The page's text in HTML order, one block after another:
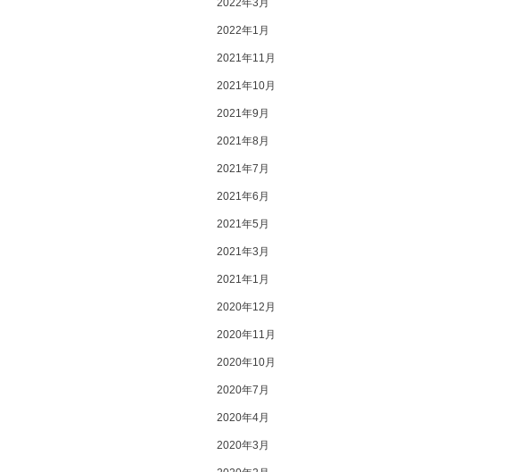
2022年1月
2021年11月
2021年10月
2021年9月
2021年8月
2021年7月
2021年6月
2021年5月
2021年3月
2021年1月
2020年12月
2020年11月
2020年10月
2020年7月
2020年4月
2020年3月